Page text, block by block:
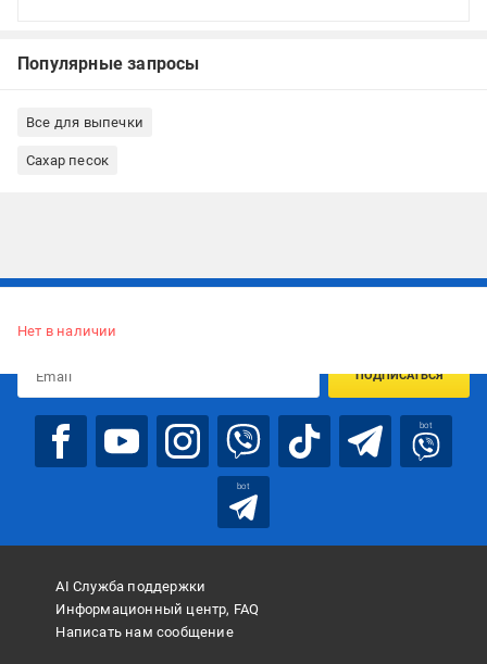
Популярные запросы
Все для выпечки
Сахар песок
Нет в наличии
ПОДПИСАТЬСЯ
bot
bot
AI Служба поддержки
Информационный центр, FAQ
Написать нам сообщение